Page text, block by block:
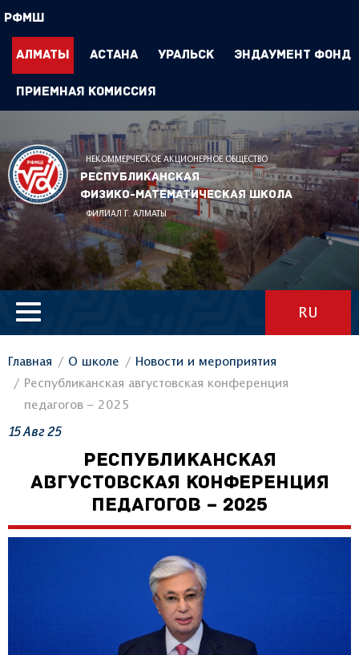
РФМШ
Алматы Астана Уральск Эндаумент Фонд
Приемная комиссия
НЕКОММЕРЧЕСКОЕ АКЦИОНЕРНОЕ ОБЩЕСТВО
Республиканская
физико-математическая школа
ФИЛИАЛ Г. АЛМАТЫ
RU
Главная О школе
Новости и мероприятия
Республиканская августовская конференция
педагогов – 2025
15Авг25
РЕСПУБЛИКАНСКАЯ
АВГУСТОВСКАЯ КОНФЕРЕНЦИЯ
ПЕДАГОГОВ – 2025